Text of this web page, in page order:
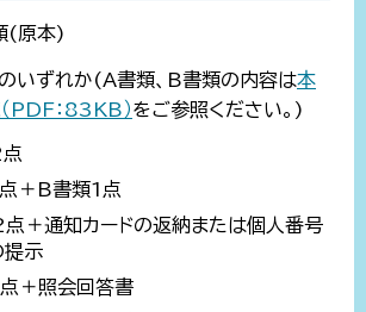
(原本)
いずれか(A書類、B書類の内容は本
PDF：83KB）をご参照ください。)
点
＋B書類1点
点＋通知カードの返納または個人番号
提示
＋照会回答書